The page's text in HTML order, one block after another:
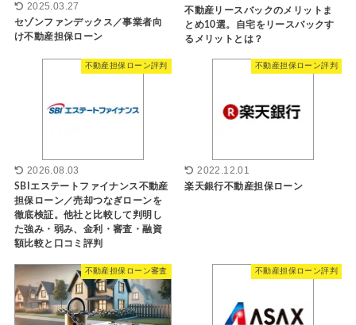
2025.03.27
セゾンファンデックス／事業者向
け不動産担保ローン
不動産リースバックのメリットま
とめ10選。自宅をリースバックす
るメリットとは？
不動産担保ローン評判
2026.08.03
SBIエステートファイナンス不動産
担保ローン／売却つなぎローンを
徹底検証。他社と比較して判明し
た強み・弱み、金利・審査・融資
額比較と口コミ評判
不動産担保ローン評判
2022.12.01
楽天銀行不動産担保ローン
不動産担保ローン審査 不動産担保ローン評判